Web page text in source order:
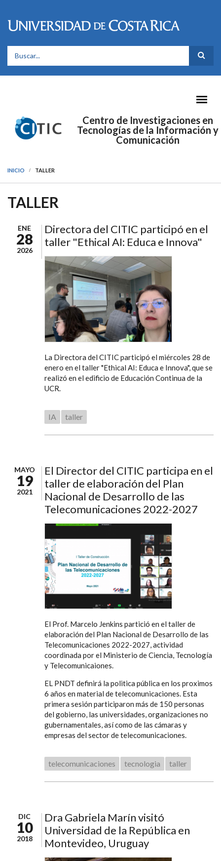
FORMULARIO DE BÚSQUEDA
Centro de Investigaciones en
Tecnologías de la Información y
Comunicación
INICIO TALLER
TALLER
ENE
28
2026
Directora del CITIC participó en el
taller "Ethical AI: Educa e Innova"
La Directora del CITIC participó el miércoles 28 de
enero en el taller "Ethical AI: Educa e Innova", que se
realizó en el edificio de Educación Continua de la
UCR.
IA taller
MAYO
19
2021
El Director del CITIC participa en el
taller de elaboración del Plan
Nacional de Desarrollo de las
Telecomunicaciones 2022-2027
El Prof. Marcelo Jenkins partició en el taller de
elaboración del Plan Nacional de Desarrollo de las
Telecomunicaciones 2022-2027, actividad
coordinada por el Ministerio de Ciencia, Tecnología
y Telecomunicaiones.
EL PNDT definirá la politica pública en los proximos
6 años en material de telecomunicaciones. Esta
primera sesión participaron más de 150 personas
del gobierno, las universidades, organizaciones no
gubernamentales, así como de las cámaras y
empresas del sector de telecomunicaciones.
telecomunicaciones tecnologia taller
DIC
10
2018
Dra Gabriela Marín visitó
Universidad de la República en
Montevideo, Uruguay